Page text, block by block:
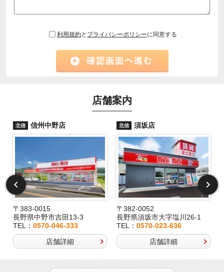
利用規約と プライバシーポリシーに同意する
店舗案内
北信 信州中野店
〒383-0015
長野県中野市吉田13-3
TEL： 0570-046-333
店舗詳細
北信 須坂店
〒382-0052
長野県須坂市大字塩川26-1
TEL：0570-023-636
店舗詳細